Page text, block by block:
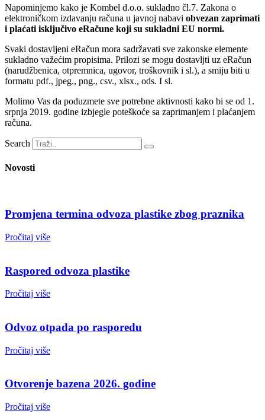
Napominjemo kako je Kombel d.o.o. sukladno čl.7. Zakona o
elektroničkom izdavanju računa u javnoj nabavi obvezan zaprimati
i plaćati isključivo eRačune koji su sukladni EU normi.
Svaki dostavljeni eRačun mora sadržavati sve zakonske elemente
sukladno važećim propisima. Prilozi se mogu dostavljti uz eRačun
(narudžbenica, otpremnica, ugovor, troškovnik i sl.), a smiju biti u
formatu pdf., jpeg., png., csv., xlsx., ods. I sl.
Molimo Vas da poduzmete sve potrebne aktivnosti kako bi se od 1.
srpnja 2019. godine izbjegle poteškoće sa zaprimanjem i plaćanjem
računa.
Search
Novosti
Promjena termina odvoza plastike zbog praznika
Pročitaj više
Raspored odvoza plastike
Pročitaj više
Odvoz otpada po rasporedu
Pročitaj više
Otvorenje bazena 2026. godine
Pročitaj više